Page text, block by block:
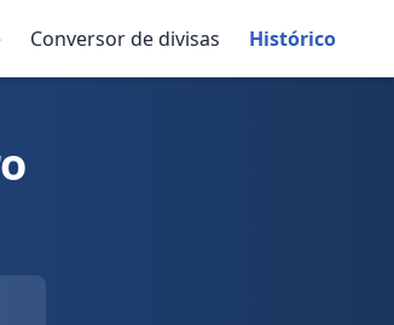
Conversor de divisas Histórico